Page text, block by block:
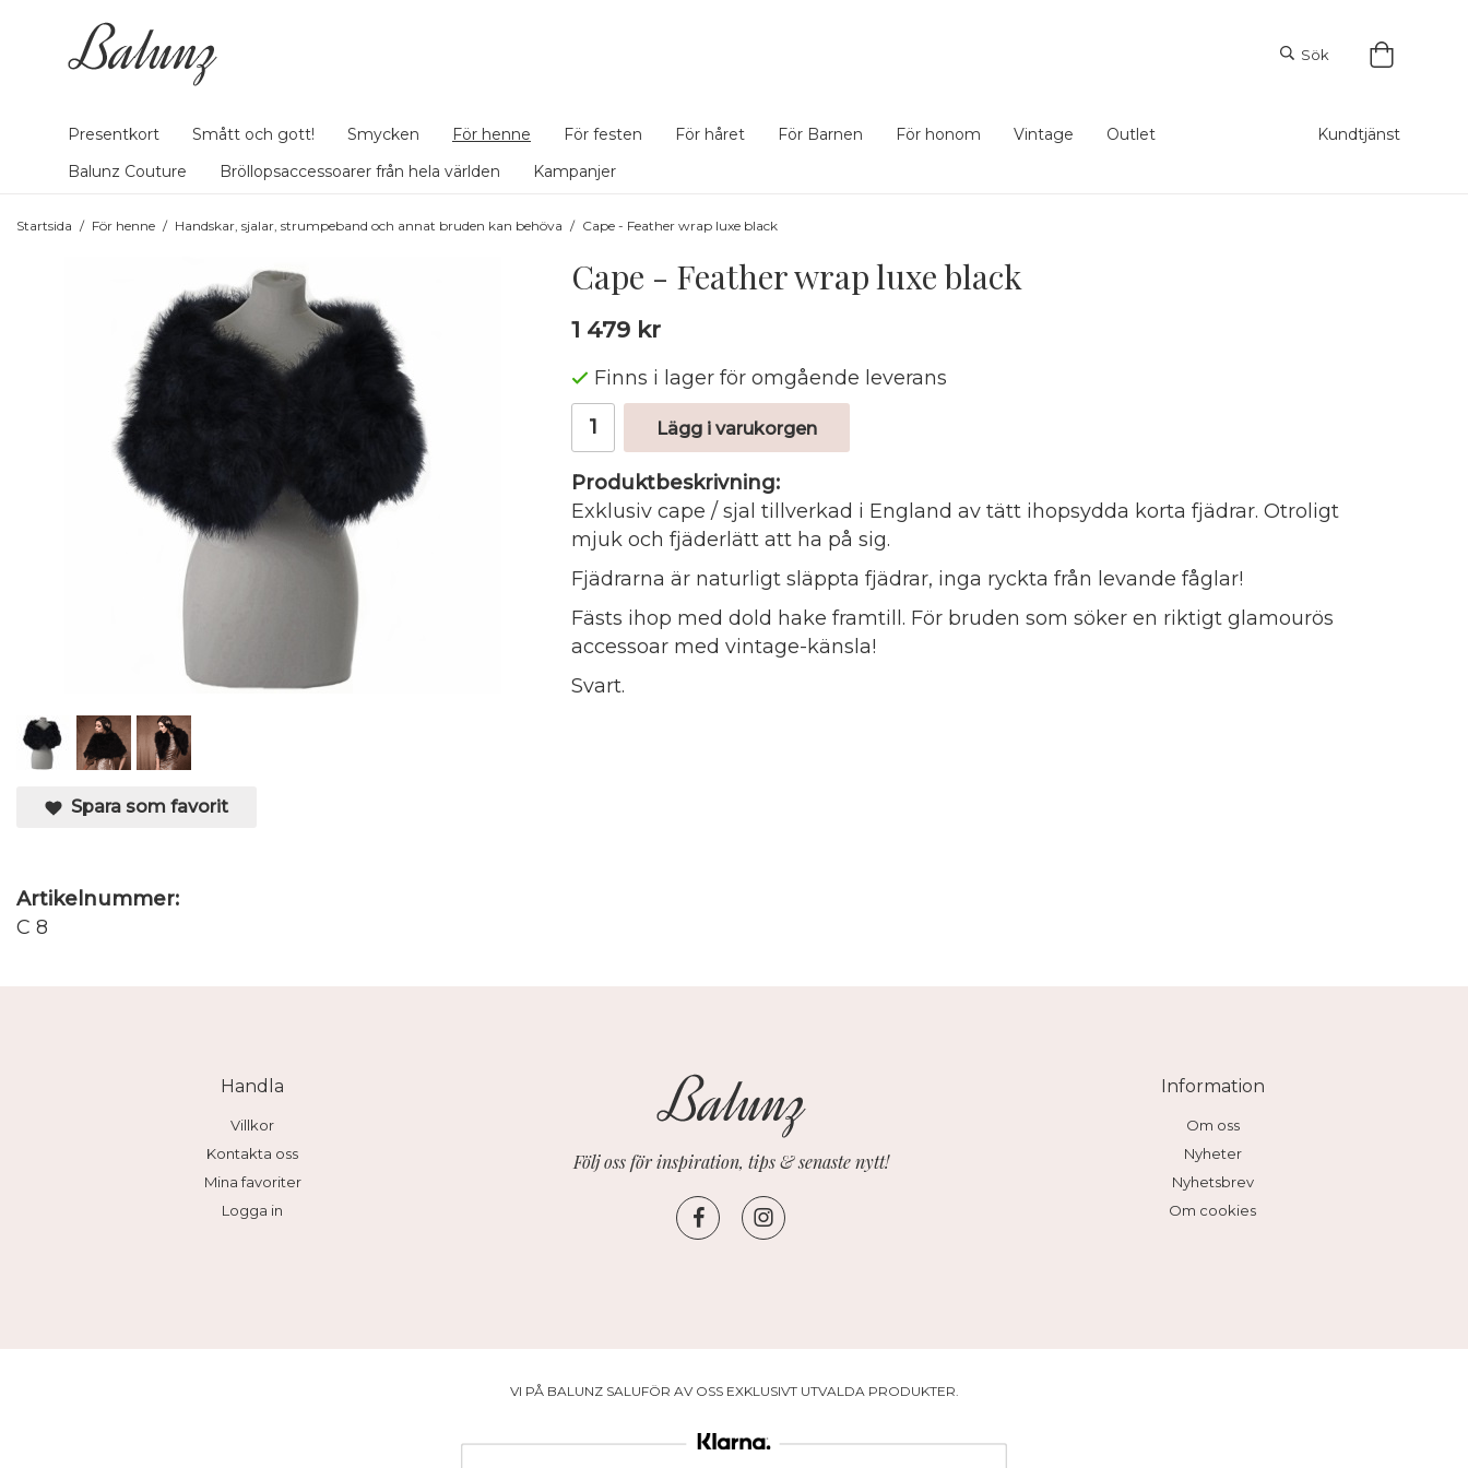
Sök
Presentkort Smått och gott! Smycken För henne För festen För håret För Barnen För honom Vintage
Outlet
Balunz Couture
Bröllopsaccessoarer från hela världen Kampanjer
Kundtjänst
Startsida / För henne / Handskar, sjalar, strumpeband och annat bruden kan behöva / Cape - Feather wrap luxe black
Cape - Feather wrap luxe black
1 479 kr
Finns i lager för omgående leverans
Lägg i varukorgen
Produktbeskrivning:
Exklusiv cape / sjal tillverkad i England av tätt ihopsydda korta fjädrar. Otroligt
mjuk och fjäderlätt att ha på sig.
Fjädrarna är naturligt släppta fjädrar, inga ryckta från levande fåglar!
Fästs ihop med dold hake framtill. För bruden som söker en riktigt glamourös
accessoar med vintage-känsla!
Svart.
Spara som favorit
Artikelnummer:
C 8
Handla
Villkor
Kontakta oss
Mina favoriter
Logga in
Följ oss för inspiration, tips & senaste nytt!
Information
Om oss
Nyheter
Nyhetsbrev
Om cookies
VI PÅ BALUNZ SALUFÖR AV OSS EXKLUSIVT UTVALDA PRODUKTER.